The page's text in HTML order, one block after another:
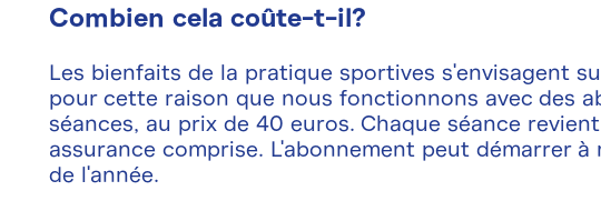
Combien cela coûte-t-il?
Les bienfaits de la pratique sportives s'envisagent
pour cette raison que nous fonctionnons avec des
séances, au prix de 40 euros. Chaque séance
assurance comprise. L'abonnement peut démarrer
de l'année.